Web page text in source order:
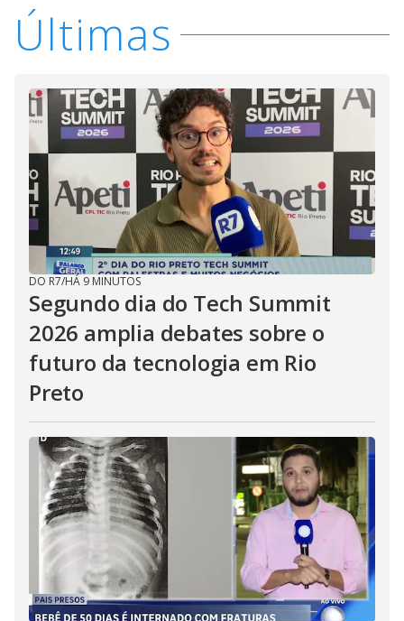
Últimas
DO R7/HÁ 9 MINUTOS
Segundo dia do Tech Summit
2026 amplia debates sobre o
futuro da tecnologia em Rio
Preto